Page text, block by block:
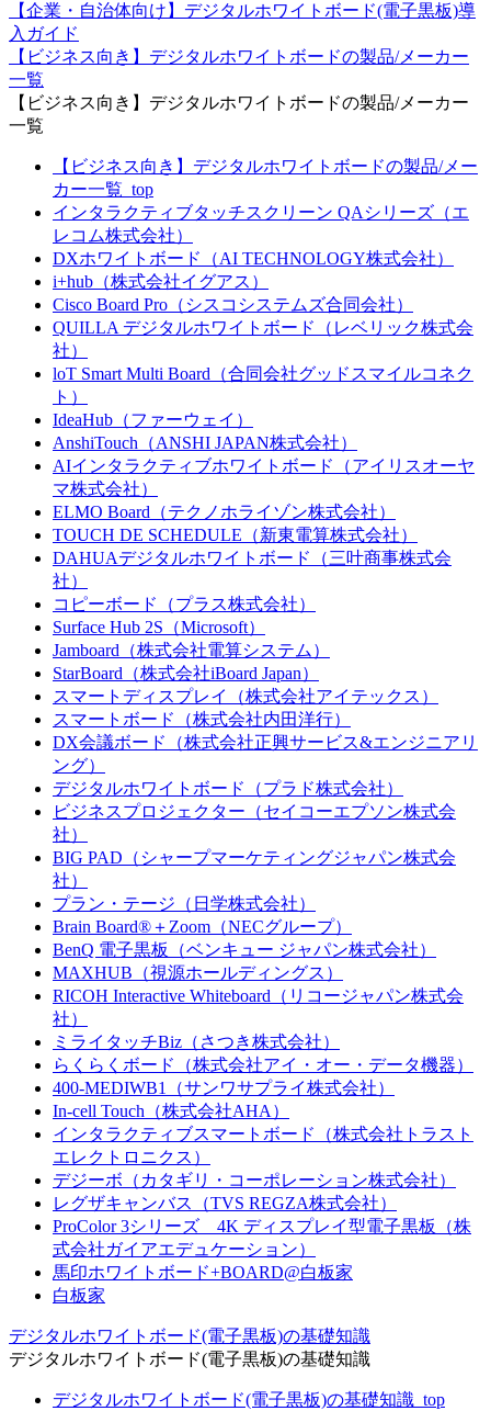
【企業・自治体向け】デジタルホワイトボード(電子黒板)導
入ガイド
【ビジネス向き】デジタルホワイトボードの製品/メーカー
一覧
【ビジネス向き】デジタルホワイトボードの製品/メーカー
一覧
【ビジネス向き】デジタルホワイトボードの製品/メー
カー一覧_top
インタラクティブタッチスクリーン QAシリーズ（エ
レコム株式会社）
DXホワイトボード（AI TECHNOLOGY株式会社）
i+hub（株式会社イグアス）
Cisco Board Pro（シスコシステムズ合同会社）
QUILLA デジタルホワイトボード（レベリック株式会
社）
loT Smart Multi Board（合同会社グッドスマイルコネク
ト）
IdeaHub（ファーウェイ）
AnshiTouch（ANSHI JAPAN株式会社）
AIインタラクティブホワイトボード（アイリスオーヤ
マ株式会社）
ELMO Board（テクノホライゾン株式会社）
TOUCH DE SCHEDULE（新東電算株式会社）
DAHUAデジタルホワイトボード（三叶商事株式会
社）
コピーボード（プラス株式会社）
Surface Hub 2S（Microsoft）
Jamboard（株式会社電算システム）
StarBoard（株式会社iBoard Japan）
スマートディスプレイ（株式会社アイテックス）
スマートボード（株式会社内田洋行）
DX会議ボード（株式会社正興サービス&エンジニアリ
ング）
デジタルホワイトボード（プラド株式会社）
ビジネスプロジェクター（セイコーエプソン株式会
社）
BIG PAD（シャープマーケティングジャパン株式会
社）
プラン・テージ（日学株式会社）
Brain Board®＋Zoom（NECグループ）
BenQ 電子黒板（ベンキュー ジャパン株式会社）
MAXHUB（視源ホールディングス）
RICOH Interactive Whiteboard（リコージャパン株式会
社）
ミライタッチBiz（さつき株式会社）
らくらくボード（株式会社アイ・オー・データ機器）
400-MEDIWB1（サンワサプライ株式会社）
In-cell Touch（株式会社AHA）
インタラクティブスマートボード（株式会社トラスト
エレクトロニクス）
デジーボ（カタギリ・コーポレーション株式会社）
レグザキャンバス（TVS REGZA株式会社）
ProColor 3シリーズ 4K ディスプレイ型電子黒板（株
式会社ガイアエデュケーション）
馬印ホワイトボード+BOARD@白板家
白板家
デジタルホワイトボード(電子黒板)の基礎知識
デジタルホワイトボード(電子黒板)の基礎知識
デジタルホワイトボード(電子黒板)の基礎知識_top